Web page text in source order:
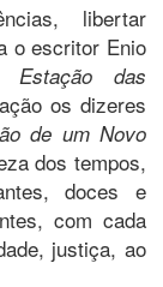
libertar
o escritor Enio
Estação das
os dizeres
de um Novo
dos tempos,
doces e
com cada
justiça, ao